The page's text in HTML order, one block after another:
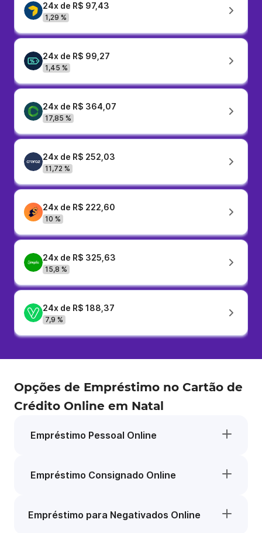
24x de R$ 97,43
1,29 %
24x de R$ 99,27
1,45 %
24x de R$ 364,07
17,85 %
24x de R$ 252,03
11,72 %
24x de R$ 222,60
10 %
24x de R$ 325,63
15,8 %
24x de R$ 188,37
7,9 %
Opções de Empréstimo no Cartão de
Crédito Online em Natal
Empréstimo Pessoal Online
Empréstimo Consignado Online
Empréstimo para Negativados Online